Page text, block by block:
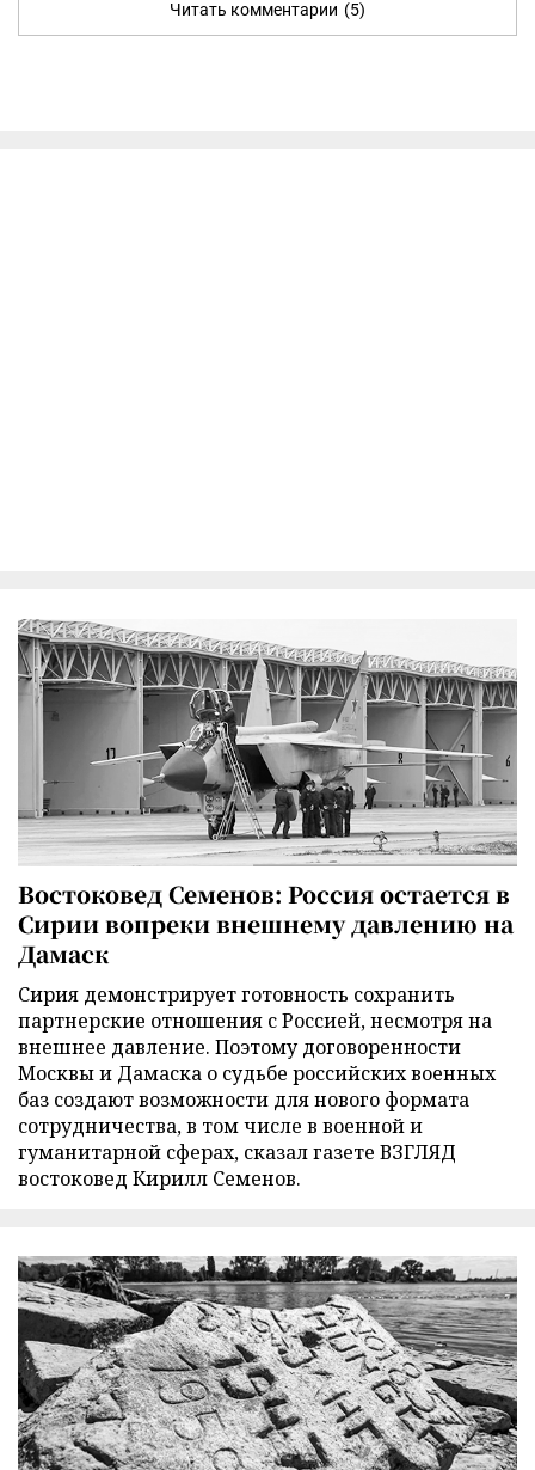
Читать комментарии (5)
Востоковед Семенов: Россия остается в
Сирии вопреки внешнему давлению на
Дамаск
Сирия демонстрирует готовность сохранить
партнерские отношения с Россией, несмотря на
внешнее давление. Поэтому договоренности
Москвы и Дамаска о судьбе российских военных
баз создают возможности для нового формата
сотрудничества, в том числе в военной и
гуманитарной сферах, сказал газете ВЗГЛЯД
востоковед Кирилл Семенов.